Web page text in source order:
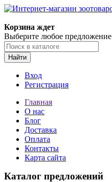
Корзина ждет
Выберите любое предложение
Найти
Вход
Регистрация
Главная
О нас
Блог
Доставка
Оплата
Контакты
Карта сайта
Каталог предложений